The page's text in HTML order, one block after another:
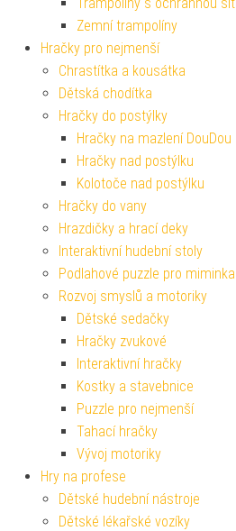
Zemní trampolíny
Hračky pro nejmenší
Chrastítka a kousátka
Dětská chodítka
Hračky do postýlky
Hračky na mazlení DouDou
Hračky nad postýlku
Kolotoče nad postýlku
Hračky do vany
Hrazdičky a hrací deky
Interaktivní hudební stoly
Podlahové puzzle pro miminka
Rozvoj smyslů a motoriky
Dětské sedačky
Hračky zvukové
Interaktivní hračky
Kostky a stavebnice
Puzzle pro nejmenší
Tahací hračky
Vývoj motoriky
Hry na profese
Dětské hudební nástroje
Dětské lékařské vozíky